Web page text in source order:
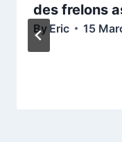
des frelons
By Eric 15